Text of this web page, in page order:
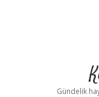
Gündelik